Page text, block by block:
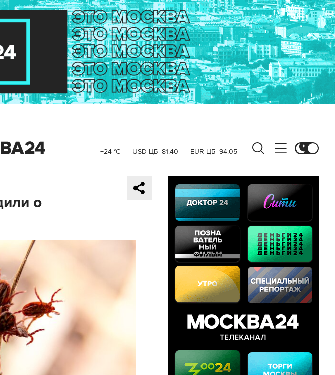
+24 °C USD ЦБ 81.40 EUR ЦБ 94.05
о